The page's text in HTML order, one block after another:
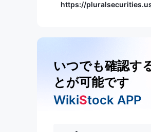
https://
いつでも確認す
とが可能です
WikiStock APP